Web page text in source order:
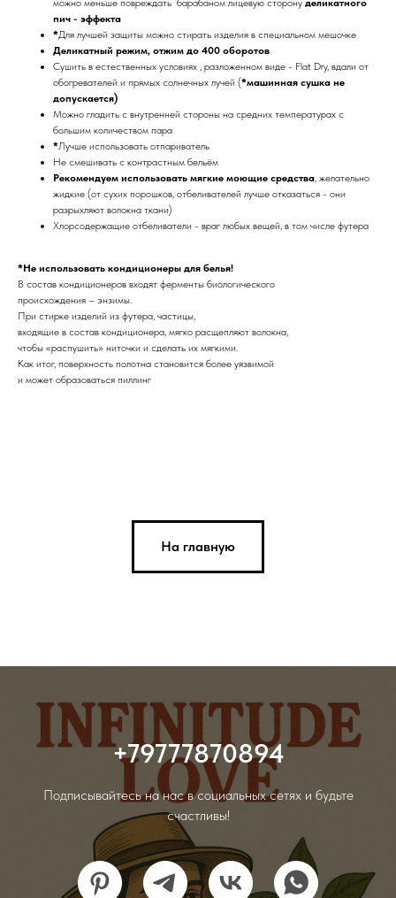
можно меньше повреждать барабаном лицевую сторону деликатного
пич - эффекта
*Для лучшей защиты можно стирать изделия в специальном мешочке
Деликатный режим, отжим до 400 оборотов
Сушить в естественных условиях , разложенном виде - Flat Dry, вдали от
обогревателей и прямых солнечных лучей (*машинная сушка не
допускается)
Можно гладить с внутренней стороны на средних температурах с
большим количеством пара
*Лучше использовать отпариватель
Не смешивать с контрастным бельём
Рекомендуем использовать мягкие моющие средства, желательно
жидкие (от сухих порошков, отбеливателей лучше отказаться - они
разрыхляют волокна ткани)
Хлорсодержащие отбеливатели - враг любых вещей, в том числе футера
*Не использовать кондиционеры для белья!
В состав кондиционеров входят ферменты биологического
происхождения – энзимы.
При стирке изделий из футера, частицы,
входящие в состав кондиционера, мягко расщепляют волокна,
чтобы «распушить» ниточки и сделать их мягкими.
Как итог, поверхность полотна становится более уязвимой
и может образоваться пиллинг
На главную
+79777870894
Подписывайтесь на нас в социальных сетях и будьте
счастливы!